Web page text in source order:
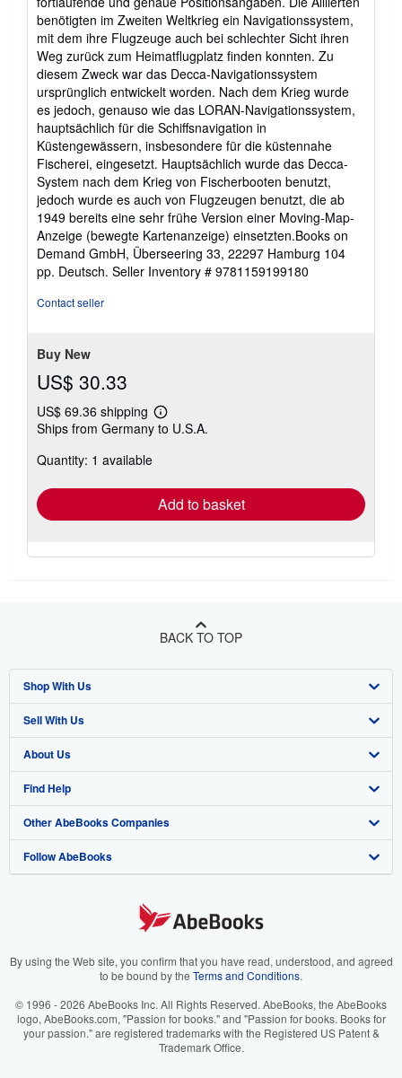
benötigten im Zweiten Weltkrieg ein Navigationssystem,
mit dem ihre Flugzeuge auch bei schlechter Sicht ihren
Weg zurück zum Heimatflugplatz finden konnten. Zu
diesem Zweck war das Decca-Navigationssystem
ursprünglich entwickelt worden. Nach dem Krieg wurde
es jedoch, genauso wie das LORAN-Navigationssystem,
hauptsächlich für die Schiffsnavigation in
Küstengewässern, insbesondere für die küstennahe
Fischerei, eingesetzt. Hauptsächlich wurde das Decca-
System nach dem Krieg von Fischerbooten benutzt,
jedoch wurde es auch von Flugzeugen benutzt, die ab
1949 bereits eine sehr frühe Version einer Moving-Map-
Anzeige (bewegte Kartenanzeige) einsetzten.Books on
Demand GmbH, Überseering 33, 22297 Hamburg 104
pp. Deutsch. Seller Inventory # 9781159199180
Contact seller
Buy New
US$ 30.33
US$ 69.36 shipping
Learn
more
Ships from Germany to U.S.A.
Quantity: 1 available
Add to basket
BACK TO TOP
Shop With Us
Advanced Search
Browse Collections
My Account
My Orders
View Basket
Sell With Us
Start Selling
Join Our Affiliate Program
Book Buyback
Refer a seller
About Us
About AbeBooks
Media
Careers
Your Ads Privacy Choices
Accessibility
Find Help
Help
Customer Support
Other AbeBooks Companies
AbeBooks.co.uk
AbeBooks.it
AbeBooks.ca
Follow AbeBooks
By using the Web site, you confirm that you have read, understood, and agreed
to be bound by the Terms and Conditions.
© 1996 - 2026 AbeBooks Inc. All Rights Reserved. AbeBooks, the AbeBooks
logo, AbeBooks.com, "Passion for books." and "Passion for books. Books for
your passion." are registered trademarks with the Registered US Patent &
Trademark Office.